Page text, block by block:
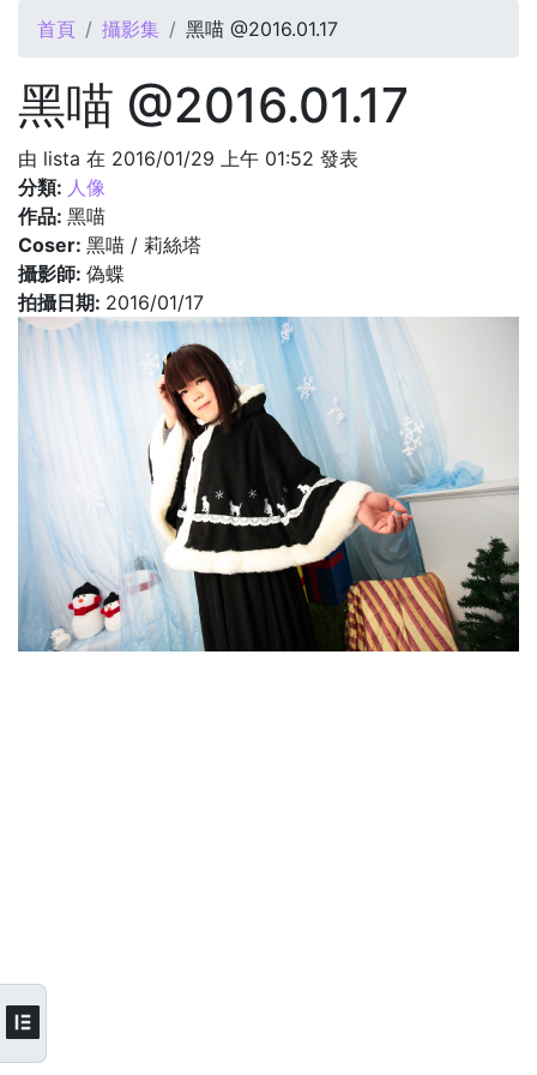
您在這裡
首頁 攝影集 黑喵 @2016.01.17
黑喵 @2016.01.17
由 lista 在 2016/01/29 上午 01:52 發表
分類: 人像
作品: 黑喵
Coser: 黑喵 / 莉絲塔
攝影師: 偽蝶
拍攝日期: 2016/01/17